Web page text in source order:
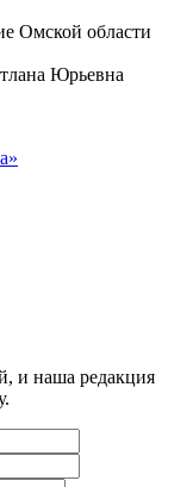
Омской области
Юрьевна
и наша редакция